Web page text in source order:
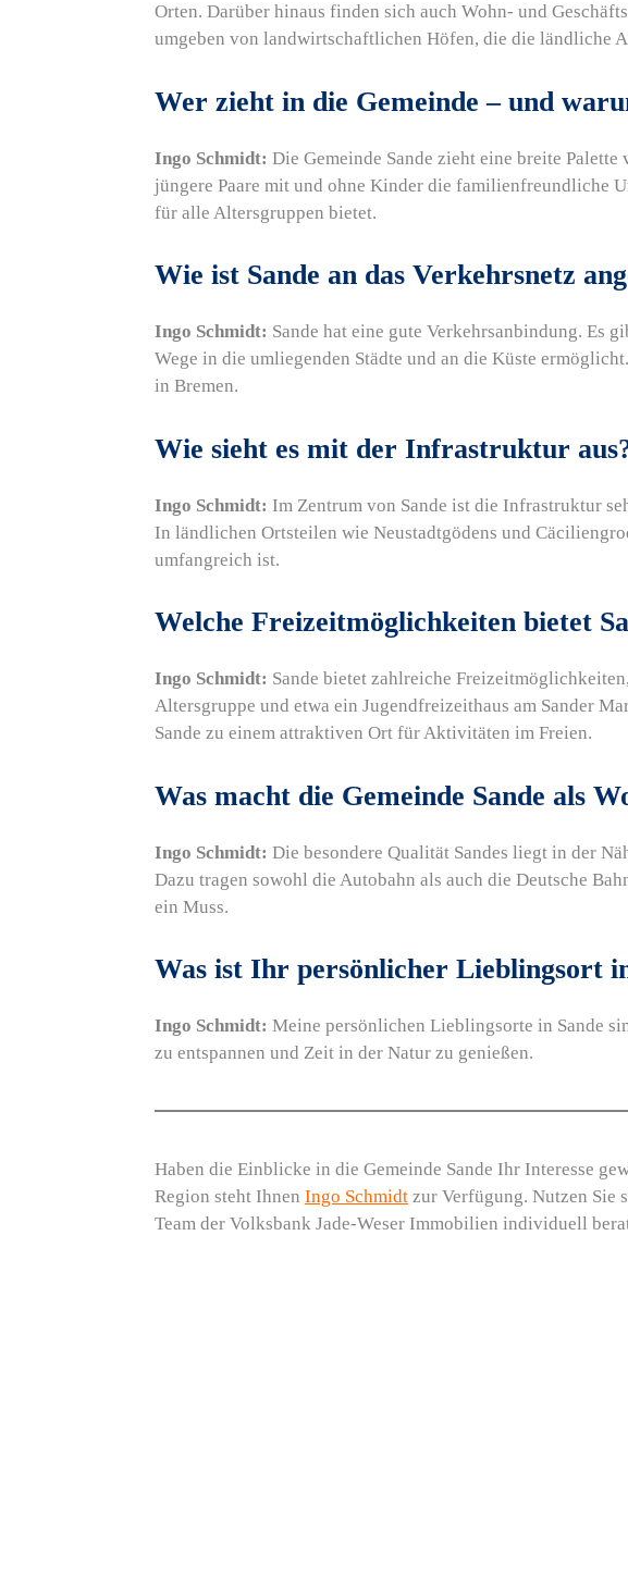
Orten. Darüber hinaus finden sich auch Wohn- und
umgeben von landwirtschaftlichen Höfen, die die ländliche
Wer zieht in die Gemeinde – und
Ingo Schmidt: Die Gemeinde Sande zieht eine breite
jüngere Paare mit und ohne Kinder die familienfreundliche
für alle Altersgruppen bietet.
Wie ist Sande an das Verkehrsnetz
Ingo Schmidt: Sande hat eine gute Verkehrsanbindung. Es
Wege in die umliegenden Städte und an die Küste
in Bremen.
Wie sieht es mit der Infrastruktur
Ingo Schmidt: Im Zentrum von Sande ist die Infrastruktur
In ländlichen Ortsteilen wie Neustadtgödens und
umfangreich ist.
Welche Freizeitmöglichkeiten bietet
Ingo Schmidt: Sande bietet zahlreiche
Altersgruppe und etwa ein Jugendfreizeithaus am Sander
Sande zu einem attraktiven Ort für Aktivitäten im Freien.
Was macht die Gemeinde Sande als
Ingo Schmidt: Die besondere Qualität Sandes liegt in der
Dazu tragen sowohl die Autobahn als auch die Deutsche
ein Muss.
Was ist Ihr persönlicher Lieblingsort
Ingo Schmidt: Meine persönlichen Lieblingsorte in Sande
zu entspannen und Zeit in der Natur zu genießen.
Haben die Einblicke in die Gemeinde Sande Ihr Interesse
Region steht Ihnen Ingo Schmidt zur Verfügung. Nutzen Sie
Team der Volksbank Jade-Weser Immobilien individuell